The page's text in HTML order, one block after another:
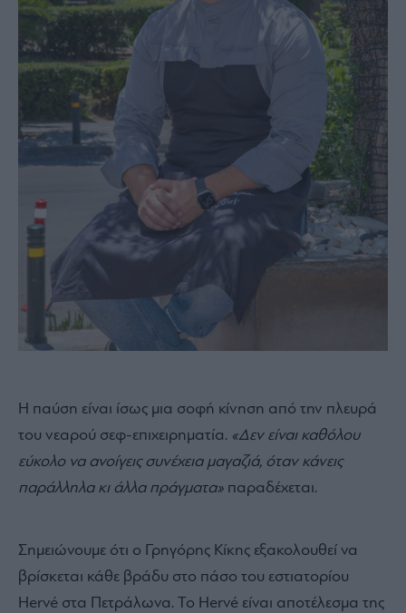
Η παύση είναι ίσως μια σοφή κίνηση από την πλευρά
του νεαρού σεφ-επιχειρηματία. «Δεν είναι καθόλου
εύκολο να ανοίγεις συνέχεια μαγαζιά, όταν κάνεις
παράλληλα κι άλλα πράγματα» παραδέχεται.
Σημειώνουμε ότι ο Γρηγόρης Κίκης εξακολουθεί να
βρίσκεται κάθε βράδυ στο πάσο του εστιατορίου
Hervé στα Πετράλωνα. Το Hervé είναι αποτέλεσμα της